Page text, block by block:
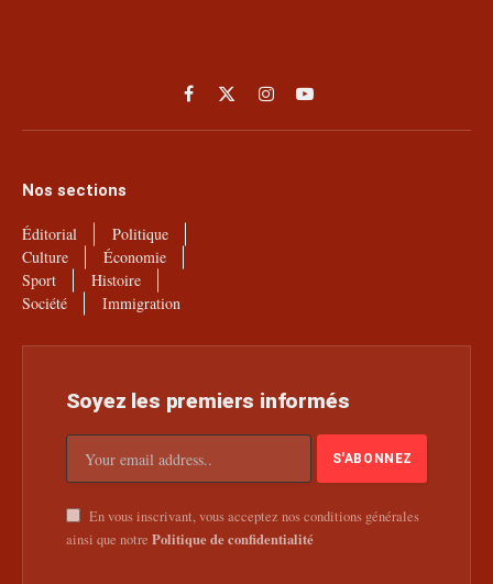
Facebook
X
(Twitter)
InstagramYouTube
Nos sections
Éditorial
Politique
Culture
Économie
Sport
Histoire
Société
Immigration
Soyez les premiers informés
En vous inscrivant, vous acceptez nos conditions générales
ainsi que notre Politique de confidentialité